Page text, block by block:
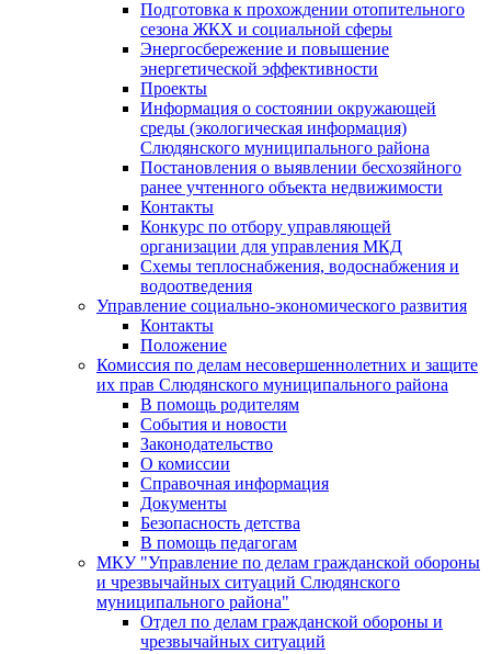
Подготовка к прохождении отопительного
сезона ЖКХ и социальной сферы
Энергосбережение и повышение
энергетической эффективности
Проекты
Информация о состоянии окружающей
среды (экологическая информация)
Слюдянского муниципального района
Постановления о выявлении бесхозяйного
ранее учтенного объекта недвижимости
Контакты
Конкурс по отбору управляющей
организации для управления МКД
Схемы теплоснабжения, водоснабжения и
водоотведения
Управление социально-экономического развития
Контакты
Положение
Комиссия по делам несовершеннолетних и защите
их прав Слюдянского муниципального района
В помощь родителям
События и новости
Законодательство
О комиссии
Справочная информация
Документы
Безопасность детства
В помощь педагогам
МКУ "Управление по делам гражданской обороны
и чрезвычайных ситуаций Слюдянского
муниципального района"
Отдел по делам гражданской обороны и
чрезвычайных ситуаций